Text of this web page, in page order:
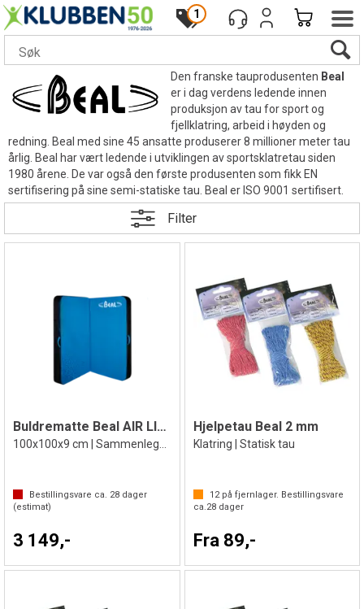
1
Den franske tauprodusenten Beal
er i dag verdens ledende innen
produksjon av tau for sport og
fjellklatring, arbeid i høyden og
redning. Beal med sine 45 ansatte produserer 8 millioner meter tau
årlig. Beal har vært ledende i utviklingen av sportsklatretau siden
1980 årene. De var også den første produsenten som fikk EN
sertifisering på sine semi-statiske tau. Beal er ISO 9001 sertifisert.
Filter
Buldrematte Beal AIR LIGHT
Bestillingsvare ca. 28 dager
(estimat)
3 149,-
Hjelpetau Beal 2 mm
Klatring | Statisk tau
12på fjernlager. Bestillingsvare
ca.28dager
Fra 89,-